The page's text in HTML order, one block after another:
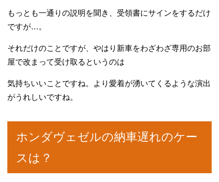
もっとも一通りの説明を聞き、受領書にサインをするだけ
ですが…。
それだけのことですが、やはり新車をわざわざ専用のお部
屋で改まって受け取るというのは
気持ちいいことですね。より愛着が湧いてくるような演出
がうれしいですね。
ホンダヴェゼルの納車遅れのケー
スは？